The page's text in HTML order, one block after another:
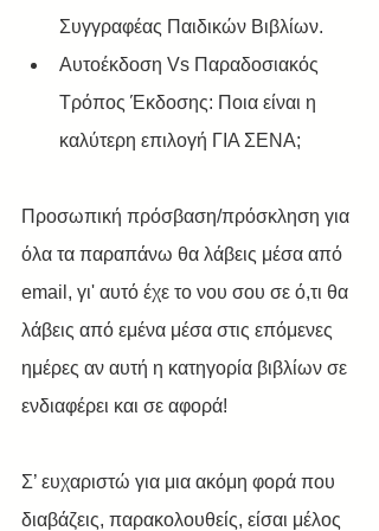
Συγγραφέας Παιδικών Βιβλίων.
Αυτοέκδοση Vs Παραδοσιακός
Τρόπος Έκδοσης: Ποια είναι η
καλύτερη επιλογή ΓΙΑ ΣΕΝΑ;
Προσωπική πρόσβαση/πρόσκληση για
όλα τα παραπάνω θα λάβεις μέσα από
email, γι' αυτό έχε το νου σου σε ό,τι θα
λάβεις από εμένα μέσα στις επόμενες
ημέρες αν αυτή η κατηγορία βιβλίων σε
ενδιαφέρει και σε αφορά!
Σ’ ευχαριστώ για μια ακόμη φορά που
διαβάζεις, παρακολουθείς, είσαι μέλος